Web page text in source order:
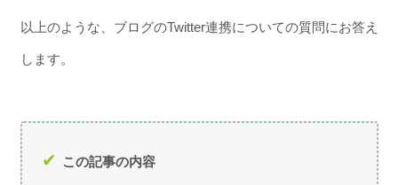
以上のような、ブログのTwitter連携についての質問にお答え
します。
この記事の内容